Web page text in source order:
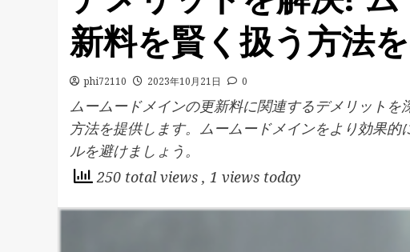
新料を賢く扱う方法
phi72110 2023年10月21日 0
ムームードメインの更新料に関連するデメリット
方法を提供します。ムームードメインをより効果
ルを避けましょう。
250 total views , 1 views today